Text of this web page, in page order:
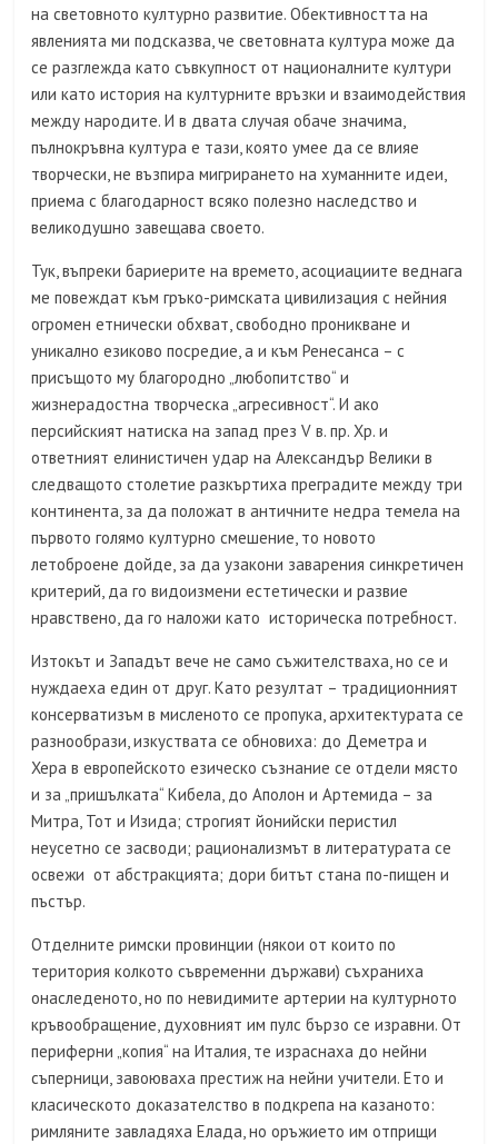
на световното културно развитие. Обективността на
явленията ми подсказва, че световната култура може да
се разглежда като съвкупност от националните култури
или като история на културните връзки и взаимодействия
между народите. И в двата случая обаче значима,
пълнокръвна култура е тази, която умее да се влияе
творчески, не възпира мигрирането на хуманните идеи,
приема с благодарност всяко полезно наследство и
великодушно завещава своето.
Тук, въпреки бариерите на времето, асоциациите веднага
ме повеждат към гръко-римската цивилизация с нейния
огромен етнически обхват, свободно проникване и
уникално езиково посредие, а и към Ренесанса – с
присъщото му благородно „любопитство“ и
жизнерадостна творческа „агресивност“. И ако
персийският натиска на запад през V в. пр. Хр. и
ответният елинистичен удар на Александър Велики в
следващото столетие разкъртиха преградите между три
континента, за да положат в античните недра темела на
първото голямо културно смешение, то новото
летоброене дойде, за да узакони заварения синкретичен
критерий, да го видоизмени естетически и развие
нравствено, да го наложи като историческа потребност.
Изтокът и Западът вече не само съжителстваха, но се и
нуждаеха един от друг. Като резултат – традиционният
консерватизъм в мисленото се пропука, архитектурата се
разнообрази, изкуствата се обновиха: до Деметра и
Хера в европейското езическо съзнание се отдели място
и за „пришълката“ Кибела, до Аполон и Артемида – за
Митра, Тот и Изида; строгият йонийски перистил
неусетно се засводи; рационализмът в литературата се
освежи от абстракцията; дори битът стана по-пищен и
пъстър.
Отделните римски провинции (някои от които по
територия колкото съвременни държави) съхраниха
онаследеното, но по невидимите артерии на културното
кръвообращение, духовният им пулс бързо се изравни. От
периферни „копия“ на Италия, те израснаха до нейни
съперници, завоюваха престиж на нейни учители. Ето и
класическото доказателство в подкрепа на казаното:
римляните завладяха Елада, но оръжието им отприщи